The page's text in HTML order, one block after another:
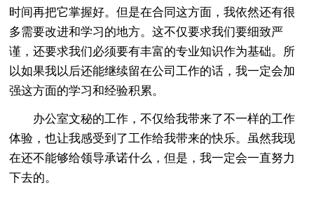
时间再把它掌握好。但是在合同这方面，我依然还有很
多需要改进和学习的地方。这不仅要求我们要细致严
谨，还要求我们必须要有丰富的专业知识作为基础。所
以如果我以后还能继续留在公司工作的话，我一定会加
强这方面的学习和经验积累。
办公室文秘的工作，不仅给我带来了不一样的工作
体验，也让我感受到了工作给我带来的快乐。虽然我现
在还不能够给领导承诺什么，但是，我一定会一直努力
下去的。